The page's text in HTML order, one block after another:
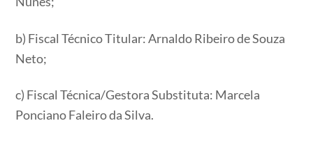
b) Fiscal Técnico Titular: Arnaldo Ribeiro de Souza
Neto;
c) Fiscal Técnica/Gestora Substituta: Marcela
Ponciano Faleiro da Silva.